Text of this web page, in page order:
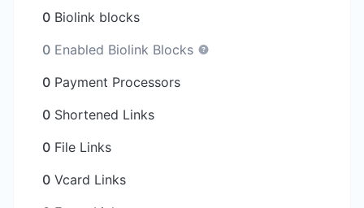
0 Biolink blocks
0 Enabled Biolink Blocks
0 Payment Processors
0 Shortened Links
0 File Links
0 Vcard Links